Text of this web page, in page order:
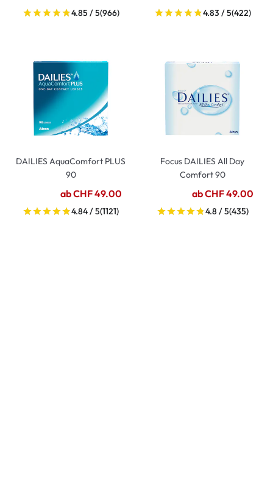
4.85 / 5(966) 4.83 / 5(422)
DAILIES AquaComfort PLUS
90
ab CHF 49.00
4.84 / 5(1121)
Focus DAILIES All Day
Comfort 90
ab CHF 49.00
4.8 / 5(435)